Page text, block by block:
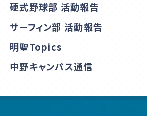
硬式野球部 活動報告
サーフィン部 活動報告
明聖Topics
中野キャンパス通信